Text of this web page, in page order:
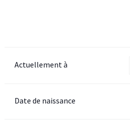
Actuellement à
Date de naissance